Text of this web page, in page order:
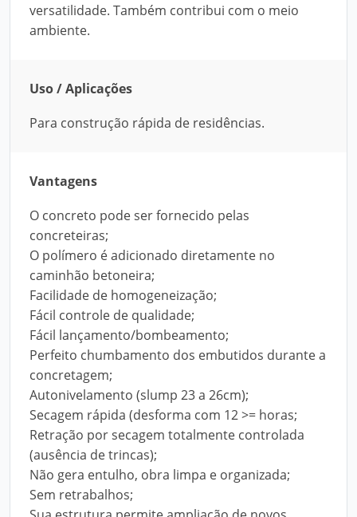
versatilidade. Também contribui com o meio
ambiente.
Uso / Aplicações
Para construção rápida de residências.
Vantagens
O concreto pode ser fornecido pelas
concreteiras;
O polímero é adicionado diretamente no
caminhão betoneira;
Facilidade de homogeneização;
Fácil controle de qualidade;
Fácil lançamento/bombeamento;
Perfeito chumbamento dos embutidos durante a
concretagem;
Autonivelamento (slump 23 a 26cm);
Secagem rápida (desforma com 12 >= horas;
Retração por secagem totalmente controlada
(ausência de trincas);
Não gera entulho, obra limpa e organizada;
Sem retrabalhos;